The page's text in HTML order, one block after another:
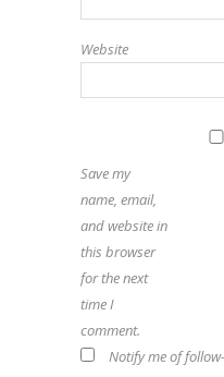
Website
Save my
name, email,
and website in
this browser
for the next
time I
comment.
Notify me of